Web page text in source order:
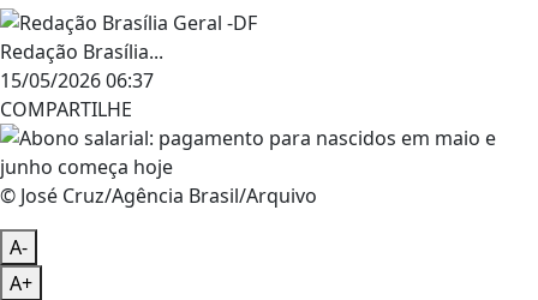
Redação Brasília...
15/05/2026 06:37
COMPARTILHE
© José Cruz/Agência Brasil/Arquivo
A-
A+